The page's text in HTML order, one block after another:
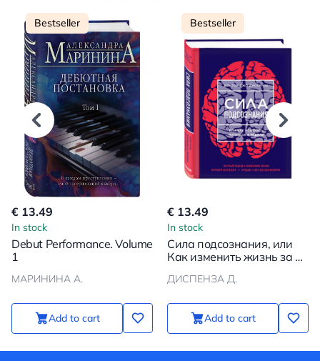
Bestseller
€ 13.49
In stock
Debut Performance. Volume
1
МАРИНИНА А.
Add to cart
Bestseller
€ 13.49
In stock
Сила подсознания, или
Как изменить жизнь за 4
ДИСПЕНЗА Д.
Add to cart